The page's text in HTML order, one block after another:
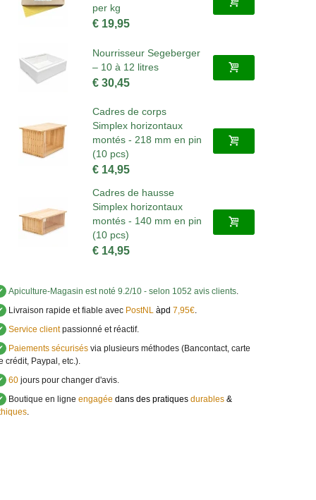
per kg
€ 19,95
Nourrisseur Segeberger
– 10 à 12 litres
€ 30,45
Cadres de corps
Simplex horizontaux
montés - 218 mm en pin
(10 pcs)
€ 14,95
Cadres de hausse
Simplex horizontaux
montés - 140 mm en pin
(10 pcs)
€ 14,95
Apiculture-Magasin est noté 9.2/10 - selon 1052 avis clients.
Livraison rapide et fiable avecPostNL àpd 7,95€.
Service clientpassionné et réactif.
Paiements sécurisésvia plusieurs méthodes (Bancontact, carte
crédit, Paypal, etc.).
60jours pour changer d'avis.
Boutique en ligne engagée dans des pratiques durables&
.